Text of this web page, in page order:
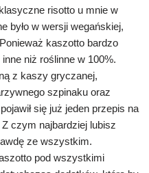
risotto u mnie w
było w wersji wegańskiej,
kaszotto bardzo
niż roślinne w 100%.
z kaszy gryczanej,
szpinaku oraz
się już jeden przepis na
czym najbardziej lubisz
ze wszystkim.
pod wszystkimi